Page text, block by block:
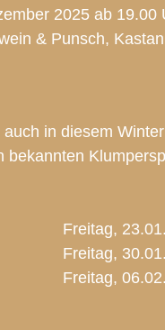
2025 ab 19.00
& Punsch,
in diesem
bekannten
Freitag, 26.12.2025
Freitag, 02.01.2026